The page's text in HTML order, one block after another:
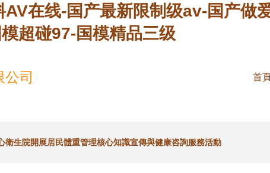
在线-国产最新限制级av-国产做
超碰97-国模精品三级
司 首
衛生院開展居民體重管理核心知識宣傳與健康咨詢服務活動